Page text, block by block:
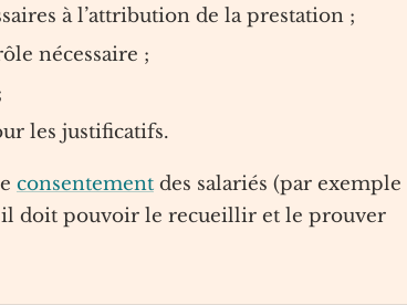
à l’attribution de la prestation ;
nécessaire ;
les justificatifs.
consentement des salariés (par exemple
il doit pouvoir le recueillir et le prouver